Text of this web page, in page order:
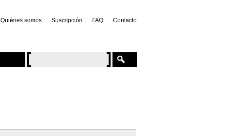
Quiénes somos Suscripción FAQ Contacto